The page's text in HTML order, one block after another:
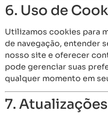
6. Uso de
Utilizamos cookies para
de navegação, entender
nosso site e oferecer
pode gerenciar suas
qualquer momento em
7. Atualizações